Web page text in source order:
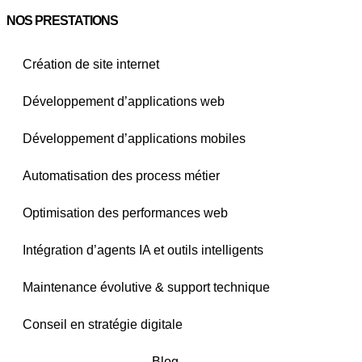
NOS PRESTATIONS
Création de site internet
Développement d’applications web
Développement d’applications mobiles
Automatisation des process métier
Optimisation des performances web
Intégration d’agents IA et outils intelligents
Maintenance évolutive & support technique
Conseil en stratégie digitale